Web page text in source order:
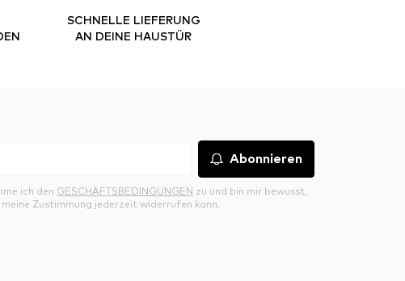
SCHNELLE LIEFERUNG
AN DEINE HAUSTÜR
Abonnieren
ich den GESCHÄFTSBEDINGUNGEN zu und bin mir bewusst,
meine Zustimmung jederzeit widerrufen kann.